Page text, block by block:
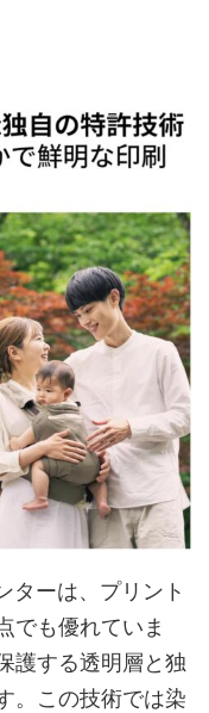
ターは、プリント
でも優れていま
護する透明層と独
。この技術では染